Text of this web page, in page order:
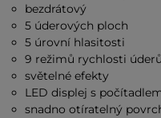
bezdrátový
5 úderových ploch
5 úrovní hlasitosti
9 režimů rychlosti úderů
světelné efekty
LED displej s
snadno otíratelný